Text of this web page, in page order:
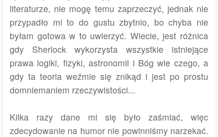
literaturze, nie mogę temu zaprzeczyć, jednak nie
przypadło mi to do gustu zbytnio, bo chyba nie
byłam gotowa w to uwierzyć. Wiecie, jest różnica
gdy Sherlock wykorzysta wszystkie istniejące
prawa logiki, fizyki, astronomii i Bóg wie czego, a
gdy ta teoria weźmie się znikąd i jest po prostu
domniemaniem rzeczywistości...
Kilka razy dane mi się było zaśmiać, więc
zdecydowanie na humor nie powinniśmy narzekać.